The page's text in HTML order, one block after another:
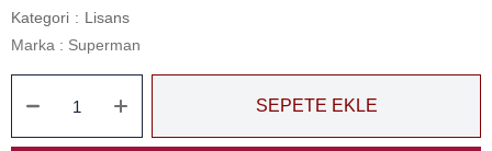
Kategori : Lisans
Marka : Superman